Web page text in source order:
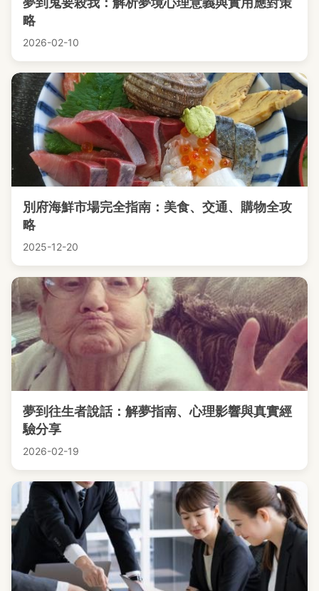
略
2026-02-10
別府海鮮市場完全指南：美食、交通、購物全攻
略
2025-12-20
夢到往生者說話：解夢指南、心理影響與真實經
驗分享
2026-02-19